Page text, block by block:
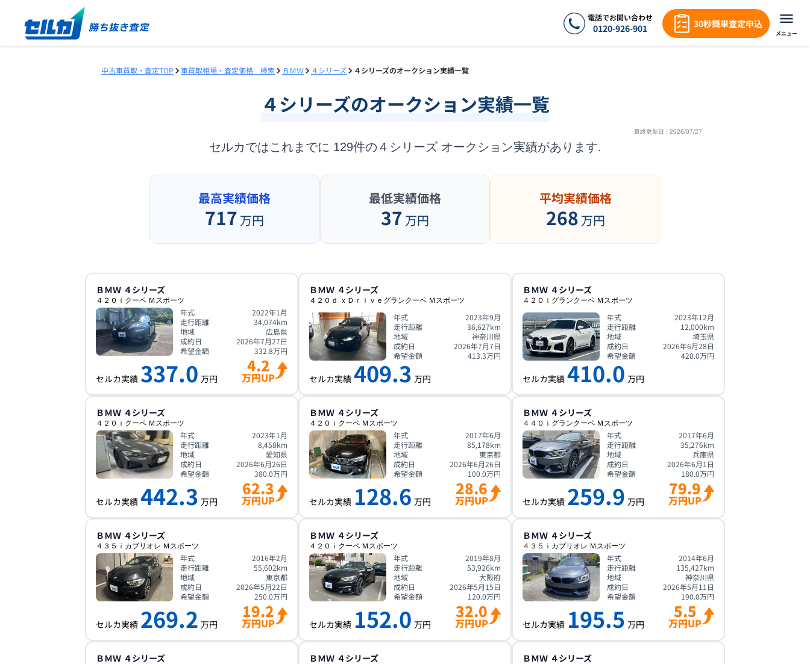
電話でお問い合わせ
0120-926-901 30秒簡単査定申込
メニュー
中古車買取・査定TOP 車買取相場・査定価格 検索 ＢＭＷ ４シリーズ ４シリーズのオークション実績一覧
４シリーズのオークション実績一覧
最終更新日 : 2026/07/27
セルカではこれまでに 129件の ４シリーズオークション実績があります.
最高実績価格
717 万円
最低実績価格
37 万円
平均実績価格
268 万円
ＢＭＷ ４シリーズ
４２０ｉクーペ Ｍスポーツ
年式
2022年1月
走行距離
34,074km
地域
広島県
成約日
2026年7月27日
希望金額
332.8万円
セルカ実績 337.0 万円
4.2
万円UP
ＢＭＷ ４シリーズ
４２０ｄ ｘＤｒｉｖｅグランクーペ Ｍスポーツ
年式
2023年9月
走行距離
36,627km
地域
神奈川県
成約日
2026年7月7日
希望金額
413.3万円
セルカ実績 409.3 万円
ＢＭＷ ４シリーズ
４２０ｉグランクーペ Ｍスポーツ
年式
2023年12月
走行距離
12,000km
地域
埼玉県
成約日
2026年6月28日
希望金額
420.0万円
セルカ実績 410.0 万円
ＢＭＷ ４シリーズ
４２０ｉクーペ Ｍスポーツ
年式
2023年1月
走行距離
8,458km
地域
愛知県
成約日
2026年6月26日
希望金額
380.0万円
セルカ実績 442.3 万円
62.3
万円UP
ＢＭＷ ４シリーズ
４２０ｉクーペ Ｍスポーツ
年式
2017年6月
走行距離
85,178km
地域
東京都
成約日
2026年6月26日
希望金額
100.0万円
セルカ実績 128.6 万円
28.6
万円UP
ＢＭＷ ４シリーズ
４４０ｉグランクーペ Ｍスポーツ
年式
2017年6月
走行距離
35,276km
地域
兵庫県
成約日
2026年6月1日
希望金額
180.0万円
セルカ実績 259.9 万円
79.9
万円UP
ＢＭＷ ４シリーズ
４３５ｉカブリオレ Ｍスポーツ
年式
2016年2月
走行距離
55,602km
地域
東京都
成約日
2026年5月22日
希望金額
250.0万円
セルカ実績 269.2 万円
19.2
万円UP
ＢＭＷ ４シリーズ
４２０ｉクーペ Ｍスポーツ
年式
2019年8月
走行距離
53,926km
地域
大阪府
成約日
2026年5月15日
希望金額
120.0万円
セルカ実績 152.0 万円
32.0
万円UP
ＢＭＷ ４シリーズ
４３５ｉカブリオレ Ｍスポーツ
年式
2014年6月
走行距離
135,427km
地域
神奈川県
成約日
2026年5月11日
希望金額
190.0万円
セルカ実績 195.5 万円
5.5
万円UP
ＢＭＷ ４シリーズ ＢＭＷ ４シリーズ ＢＭＷ ４シリーズ